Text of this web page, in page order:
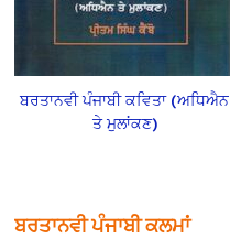
ਬਰਤਾਨਵੀ ਪੰਜਾਬੀ ਕਵਿਤਾ (ਅਧਿਐਨ
ਤੇ ਮੁਲਾਂਕਣ)
ਬਰਤਾਨਵੀ ਪੰਜਾਬੀ ਕਲਮਾਂ